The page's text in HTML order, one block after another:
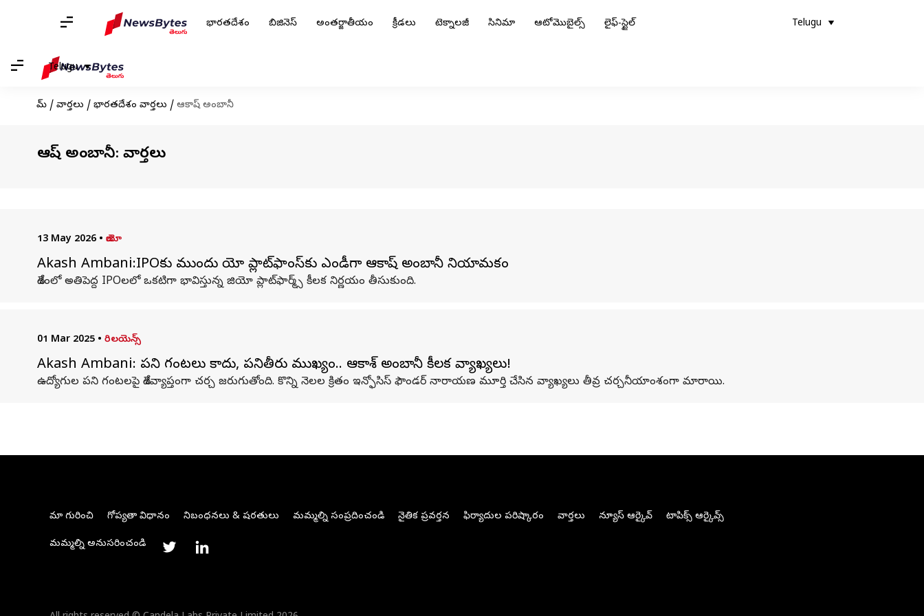
భారతదేశం బిజినెస్ అంతర్జాతీయం క్రీడలు టెక్నాలజీ సినిమా ఆటోమొబైల్స్ లైఫ్-స్టైల్ Telugu
Telugu
హోమ్ / వార్తలు / భారతదేశం వార్తలు / ఆకాష్ అంబానీ
ఆకాష్ అంబానీ: వార్తలు
13 May 2026 • జియో
Akash Ambani:IPOకు ముందు జియో ప్లాట్‌ఫాంస్‌కు ఎండీగా ఆకాష్ అంబానీ నియామకం
దేశంలో అతిపెద్ద IPOలలో ఒకటిగా భావిస్తున్న జియో ప్లాట్‌ఫార్మ్స్ కీలక నిర్ణయం తీసుకుంది.
01 Mar 2025 • రిలయెన్స్
Akash Ambani: పని గంటలు కాదు, పనితీరు ముఖ్యం.. ఆకాశ్ అంబానీ కీలక వ్యాఖ్యలు!
ఉద్యోగుల పని గంటలపై దేశవ్యాప్తంగా చర్చ జరుగుతోంది. కొన్ని నెలల క్రితం ఇన్ఫోసిస్ ఫౌండర్ నారాయణ మూర్తి చేసిన వ్యాఖ్యలు తీవ్ర చర్చనీయాంశంగా మారాయి.
మా గురించి గోప్యతా విధానం నిబంధనలు & షరతులు మమ్మల్ని సంప్రదించండి నైతిక ప్రవర్తన ఫిర్యాదుల పరిష్కారం వార్తలు న్యూస్ ఆర్కైవ్ టాపిక్స్ ఆర్కైవ్స్
మమ్మల్ని అనుసరించండి